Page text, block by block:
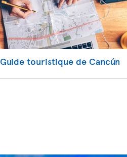
Guide touristique de Cancún